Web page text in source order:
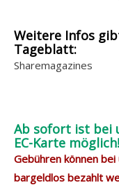
Weitere Infos
Tageblatt:
Sharemagazines
Ab sofort ist bei
EC-Karte möglich!
Gebühren können
bargeldlos bezahlt